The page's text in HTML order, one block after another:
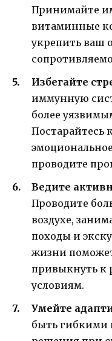
Принимайте
витаминные
укрепить ваш
Избегайте
иммунную
более
Постарайтесь
проводите
Ведите
Проводите
воздухе,
походы и
жизни
привыкнуть к
условиям.
Умейте
быть гибкими